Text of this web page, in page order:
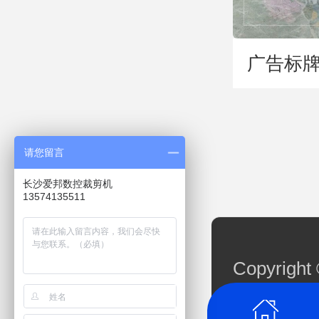
广告标
Copyright
湘ICP备
请您留言
长沙爱邦数控裁剪机
13574135511